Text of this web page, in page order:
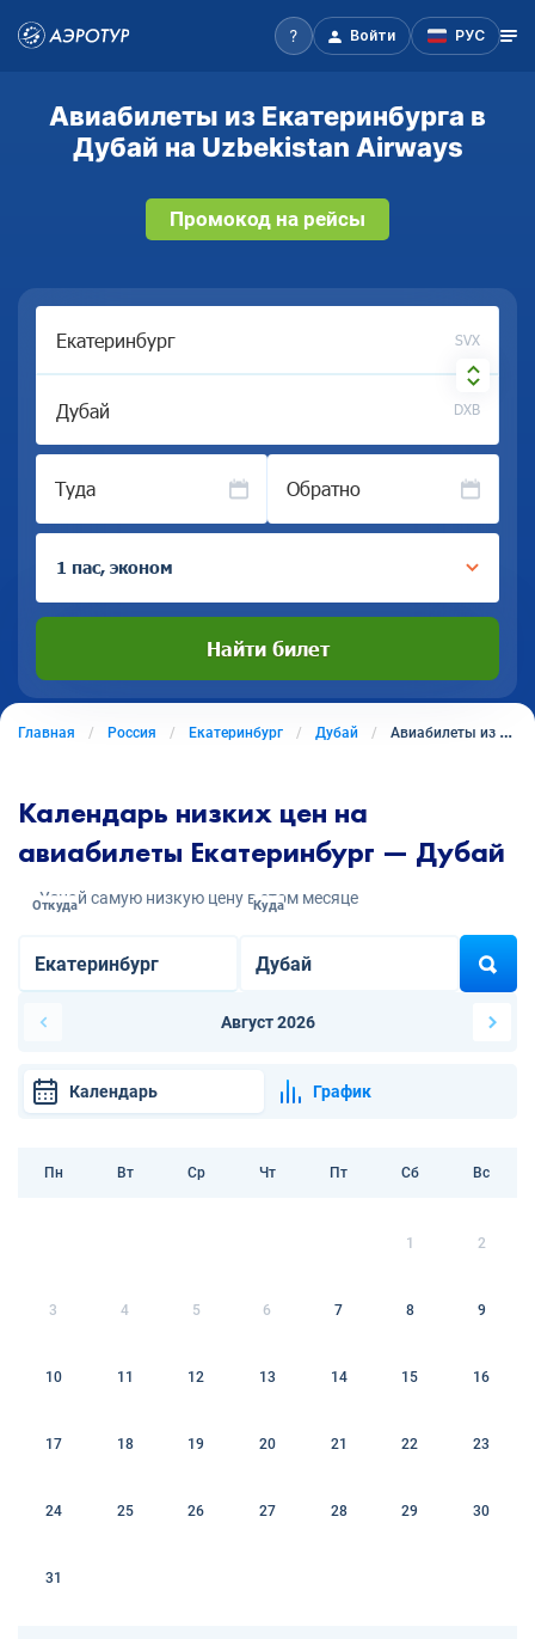
Войти РУС
Авиабилеты из Екатеринбурга в
Дубай на Uzbekistan Airways
Промокод на рейсы
SVX
DXB
Туда Обратно
1 пас, эконом
Найти билет
Главная Россия Екатеринбург Дубай Авиабилеты из Екатеринбурга в Дубай
Календарь низких цен на
авиабилеты Екатеринбург — Дубай
Узнай самую низкую цену в этом месяце
Откуда Куда
Август 2026
Календарь График
Пн Вт Ср Чт Пт Сб Вс
1 2
3 4 5 6 7 8 9
10 11 12 13 14 15 16
17 18 19 20 21 22 23
24 25 26 27 28 29 30
31